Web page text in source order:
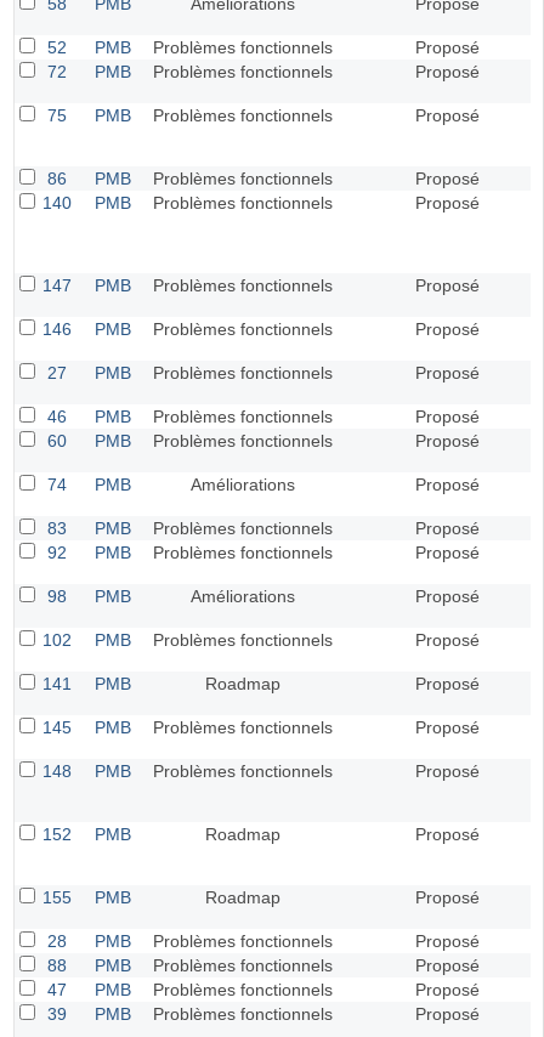
52 PMB Problèmes fonctionnels
Proposé
72
PMB Problèmes fonctionnels Proposé
75 PMB Problèmes fonctionnels Proposé
86 PMB Problèmes fonctionnels
Proposé
140
PMB Problèmes fonctionnels Proposé
147 PMB Problèmes fonctionnels Proposé
146 PMB Problèmes fonctionnels Proposé
27 PMB Problèmes fonctionnels Proposé
46 PMB Problèmes fonctionnels
Proposé
60
PMB Problèmes fonctionnels Proposé
74 PMB Améliorations Proposé
83 PMB Problèmes fonctionnels
Proposé
92
PMB Problèmes fonctionnels Proposé
98 PMB Améliorations Proposé
102 PMB Problèmes fonctionnels Proposé
141 PMB Roadmap Proposé
145 PMB Problèmes fonctionnels Proposé
148 PMB Problèmes fonctionnels Proposé
152 PMB Roadmap Proposé
155 PMB Roadmap Proposé
28 PMB Problèmes fonctionnels
Proposé
88
PMB Problèmes fonctionnels
Proposé
47
PMB Problèmes fonctionnels
Proposé
39
PMB Problèmes fonctionnels Proposé